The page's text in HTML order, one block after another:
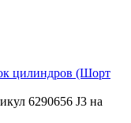
цилиндров (Шорт
6290656 J3 на